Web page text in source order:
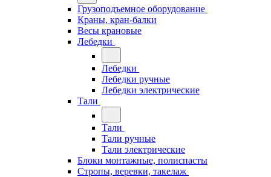
Грузоподъемное оборудование
Краны, кран-балки
Весы крановые
Лебедки
Лебедки
Лебедки ручные
Лебедки электрические
Тали
Тали
Тали ручные
Тали электрические
Блоки монтажные, полиспасты
Стропы, веревки, такелаж